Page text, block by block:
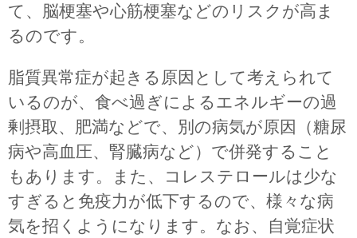
て、脳梗塞や心筋梗塞などのリスクが高ま
るのです。
脂質異常症が起きる原因として考えられて
いるのが、食べ過ぎによるエネルギーの過
剰摂取、肥満などで、別の病気が原因（糖尿
病や高血圧、腎臓病など）で併発すること
もあります。また、コレステロールは少な
すぎると免疫力が低下するので、様々な病
気を招くようになります。なお、自覚症状